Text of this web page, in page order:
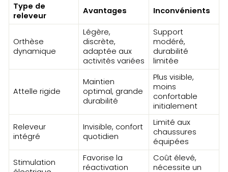
Type de
releveur
Avantages Inconvénients
Orthèse
dynamique
Légère,
discrète,
adaptée aux
activités variées
Support
modéré,
durabilité
limitée
Attelle rigide
Maintien
optimal, grande
durabilité
Plus visible,
moins
confortable
initialement
Releveur
intégré
Invisible, confort
quotidien
Limité aux
chaussures
équipées
Stimulation
Favorise la
réactivation
Coût élevé,
nécessite un